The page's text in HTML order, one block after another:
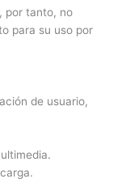
por tanto, no
para su uso por
de usuario,